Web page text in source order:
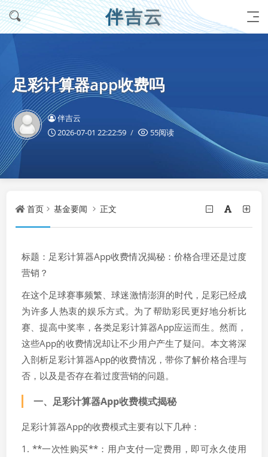
伴吉云
足彩计算器app收费吗
伴吉云
2026-07-01 22:22:59
55阅读
首页 基金要闻 正文
标题：足彩计算器App收费情况揭秘：价格合理还是过度
营销？
在这个足球赛事频繁、球迷激情澎湃的时代，足彩已经成
为许多人热衷的娱乐方式。为了帮助彩民更好地分析比
赛、提高中奖率，各类足彩计算器App应运而生。然而，
这些App的收费情况却让不少用户产生了疑问。本文将深
入剖析足彩计算器App的收费情况，带你了解价格合理与
否，以及是否存在着过度营销的问题。
一、足彩计算器App收费模式揭秘
足彩计算器App的收费模式主要有以下几种：
1. **一次性购买**：用户支付一定费用，即可永久使用